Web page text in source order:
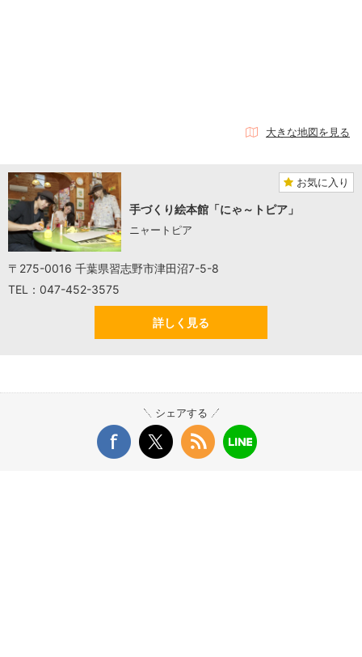
大きな地図を見る
お気に入り
手づくり絵本館「にゃ～トピア」
ニャートピア
〒275-0016 千葉県習志野市津田沼7-5-8
TEL：047-452-3575
詳しく見る
シェアする